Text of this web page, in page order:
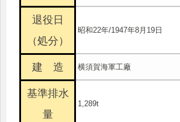
退役日
（処分）
昭和22年/1947年8月19日
建 造 横須賀海軍工廠
基準排水
量
1,289t